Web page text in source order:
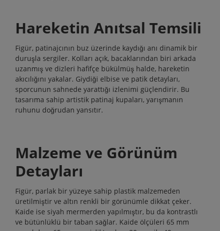
Hareketin Anıtsal Temsili
Figür, patinajcının buz üzerinde kaydığı anı dinamik bir
duruşla sergiler. Kolları açık, bacaklarından biri arkada
uzanmış ve dizleri hafifçe bükülmüş halde, hareketin
akıcılığını yakalar. Giydiği elbise ve patik detayları,
sporcunun sahnede yarattığı izlenimi güçlendirir. Bu
tasarıma sahip artistik patinaj kupaları, yarışmanın
ruhunu doğrudan yansıtır.
Malzeme ve Görünüm
Detayları
Figür, parlak bir yüzeye sahip plastik malzemeden
üretilmiştir ve altın renkli bir görünümle dikkat çeker.
Kaide ise siyah mermerden yapılmıştır, bu da kontrastlı
ve bütünlüklü bir taban sağlar. Kaide ölçüleri 65 mm